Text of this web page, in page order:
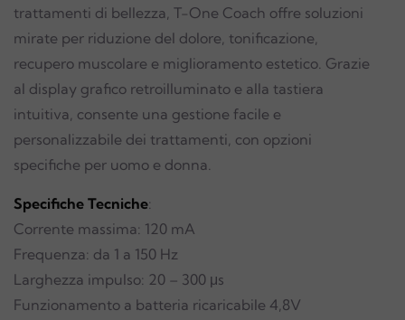
trattamenti di bellezza, T-One Coach offre soluzioni
mirate per riduzione del dolore, tonificazione,
recupero muscolare e miglioramento estetico. Grazie
al display grafico retroilluminato e alla tastiera
intuitiva, consente una gestione facile e
personalizzabile dei trattamenti, con opzioni
specifiche per uomo e donna.
Specifiche Tecniche:
Corrente massima: 120 mA
Frequenza: da 1 a 150 Hz
Larghezza impulso: 20 – 300 μs
Funzionamento a batteria ricaricabile 4,8V